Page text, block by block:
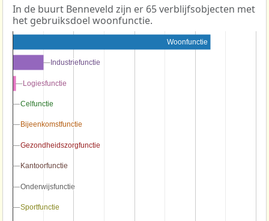
In de buurt Benneveld zijn er 65 verblijfsobjecten met
het gebruiksdoel woonfunctie.
Woonfunctie
Industriefunctie
Industriefunctie
Logiesfunctie
Logiesfunctie
Celfunctie
Celfunctie
Bijeenkomstfunctie
Bijeenkomstfunctie
Gezondheidszorgfunctie
Gezondheidszorgfunctie
Kantoorfunctie
Kantoorfunctie
Onderwijsfunctie
Onderwijsfunctie
Sportfunctie
Sportfunctie